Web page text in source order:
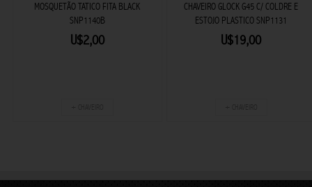
MOSQUETÃO TATICO FITA BLACK
SNP1140B
U$2,00
CHAVEIRO GLOCK G45 C/ COLDRE E
ESTOJO PLASTICO SNP1131
U$19,00